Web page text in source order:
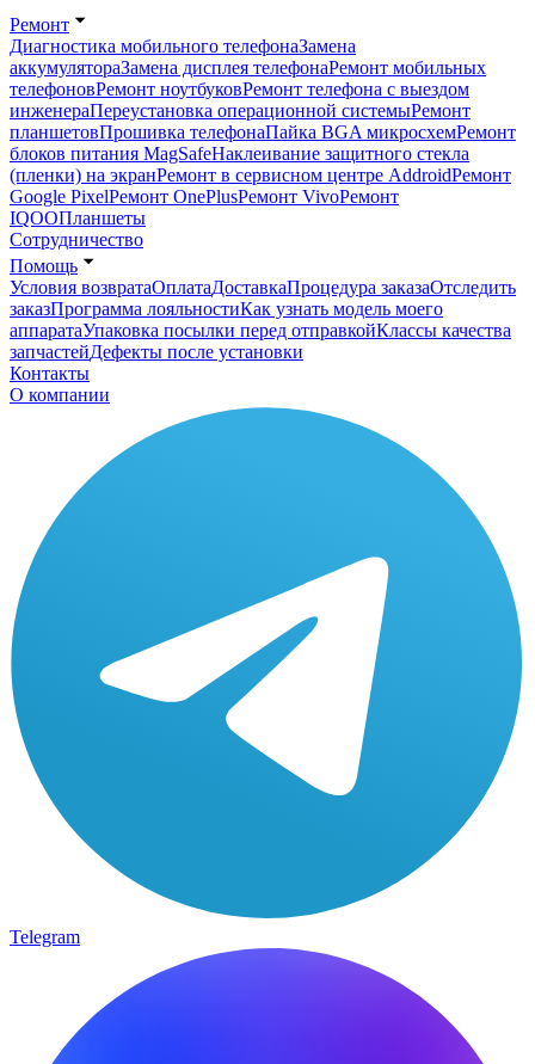
Ремонт
Диагностика мобильного телефонаЗамена
аккумулятораЗамена дисплея телефонаРемонт мобильных
телефоновРемонт ноутбуковРемонт телефона с выездом
инженераПереустановка операционной системыРемонт
планшетовПрошивка телефонаПайка BGA микросхемРемонт
блоков питания MagSafeНаклеивание защитного стекла
(пленки) на экранРемонт в сервисном центре AddroidРемонт
Google PixelРемонт OnePlusРемонт VivoРемонт
IQOOПланшеты
Сотрудничество
Помощь
Условия возвратаОплатаДоставкаПроцедура заказаОтследить
заказПрограмма лояльностиКак узнать модель моего
аппаратаУпаковка посылки перед отправкойКлассы качества
запчастейДефекты после установки
Контакты
О компании
Telegram